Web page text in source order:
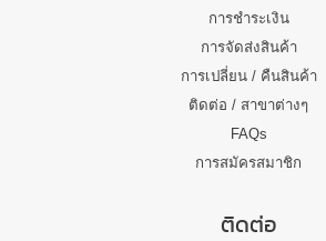
การชำระเงิน
การจัดส่งสินค้า
การเปลี่ยน / คืนสินค้า
ติดต่อ / สาขาต่างๆ
FAQs
การสมัครสมาชิก
ติดต่อ